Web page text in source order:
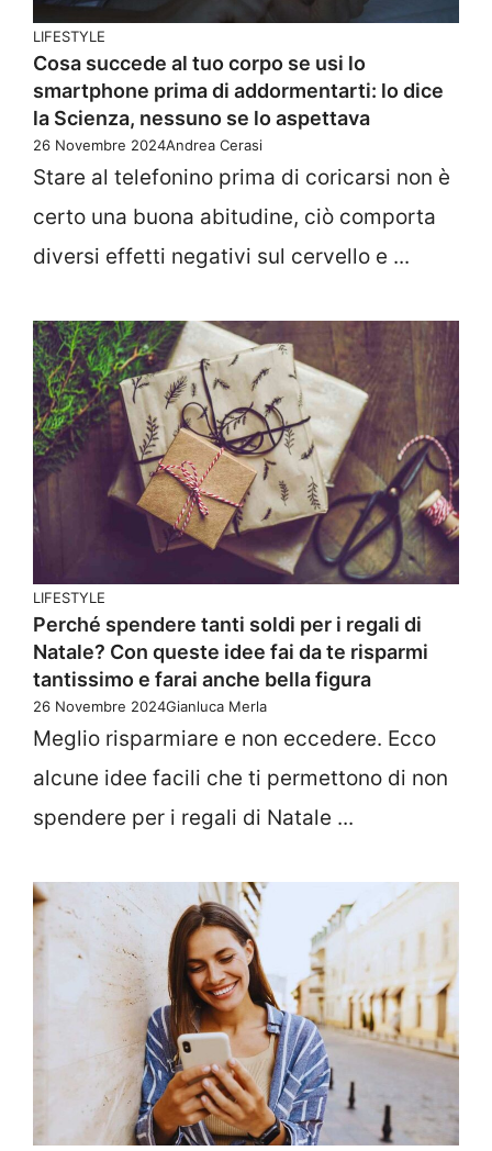
LIFESTYLE
Cosa succede al tuo corpo se usi lo
smartphone prima di addormentarti: lo dice
la Scienza, nessuno se lo aspettava
26 Novembre 2024Andrea Cerasi
Stare al telefonino prima di coricarsi non è
certo una buona abitudine, ciò comporta
diversi effetti negativi sul cervello e ...
LIFESTYLE
Perché spendere tanti soldi per i regali di
Natale? Con queste idee fai da te risparmi
tantissimo e farai anche bella figura
26 Novembre 2024Gianluca Merla
Meglio risparmiare e non eccedere. Ecco
alcune idee facili che ti permettono di non
spendere per i regali di Natale ...